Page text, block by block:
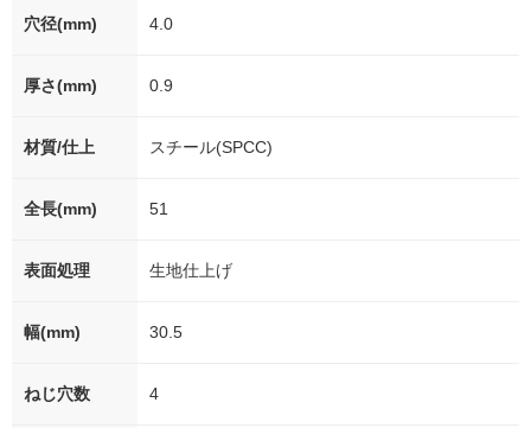
穴径(mm) 4.0
厚さ(mm) 0.9
材質/仕上 スチール(SPCC)
全長(mm) 51
表面処理 生地仕上げ
幅(mm) 30.5
ねじ穴数 4